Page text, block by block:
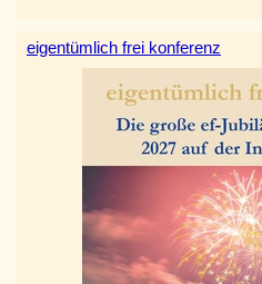
eigentümlich frei konferenz